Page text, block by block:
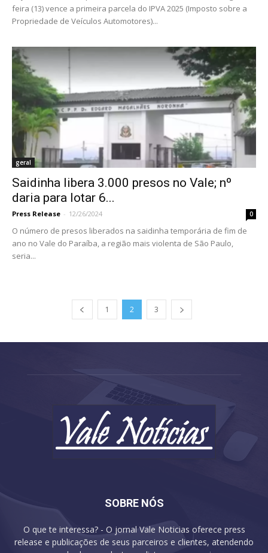
feira (13) vence a primeira parcela do IPVA 2025 (Imposto sobre a
Propriedade de Veículos Automotores)...
geral
Saidinha libera 3.000 presos no Vale; nº
daria para lotar 6...
Press Release - 12/26/2024 0
O número de presos liberados na saidinha temporária de fim de
ano no Vale do Paraíba, a região mais violenta de São Paulo,
seria...
1 2 3
SOBRE NÓS
O que te interessa? - O jornal Vale Noticias oferece press
release e publicações de seus parceiros e clientes, atendendo